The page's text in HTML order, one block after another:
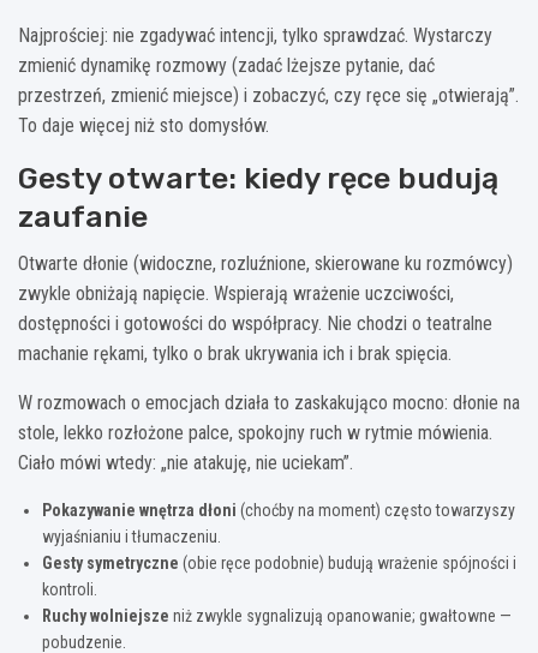
Najprościej: nie zgadywać intencji, tylko sprawdzać. Wystarczy
zmienić dynamikę rozmowy (zadać lżejsze pytanie, dać
przestrzeń, zmienić miejsce) i zobaczyć, czy ręce się „otwierają”.
To daje więcej niż sto domysłów.
Gesty otwarte: kiedy ręce budują
zaufanie
Otwarte dłonie (widoczne, rozluźnione, skierowane ku rozmówcy)
zwykle obniżają napięcie. Wspierają wrażenie uczciwości,
dostępności i gotowości do współpracy. Nie chodzi o teatralne
machanie rękami, tylko o brak ukrywania ich i brak spięcia.
W rozmowach o emocjach działa to zaskakująco mocno: dłonie na
stole, lekko rozłożone palce, spokojny ruch w rytmie mówienia.
Ciało mówi wtedy: „nie atakuję, nie uciekam”.
Pokazywanie wnętrza dłoni (choćby na moment) często towarzyszy
wyjaśnianiu i tłumaczeniu.
Gesty symetryczne (obie ręce podobnie) budują wrażenie spójności i
kontroli.
Ruchy wolniejsze niż zwykle sygnalizują opanowanie; gwałtowne —
pobudzenie.